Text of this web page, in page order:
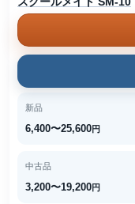
新品
6,400〜25,600円
中古品
3,200〜19,200円